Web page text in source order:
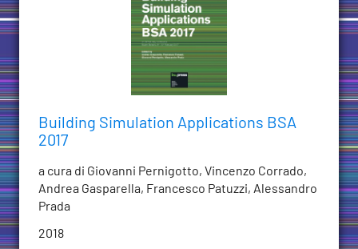
Building Simulation Applications BSA
2017
a cura di Giovanni Pernigotto, Vincenzo Corrado,
Andrea Gasparella, Francesco Patuzzi, Alessandro
Prada
2018